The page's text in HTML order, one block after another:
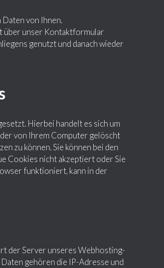
von Ihnen.
über unser Kontaktformular
genutzt und danach wieder
Hierbei handelt es sich um
von Ihrem Computer gelöscht
zu können. Sie können bei den
Cookies nicht akzeptiert oder Sie
funktioniert, kann in der
der Server unseres Webhosting-
gehören die IP-Adresse und